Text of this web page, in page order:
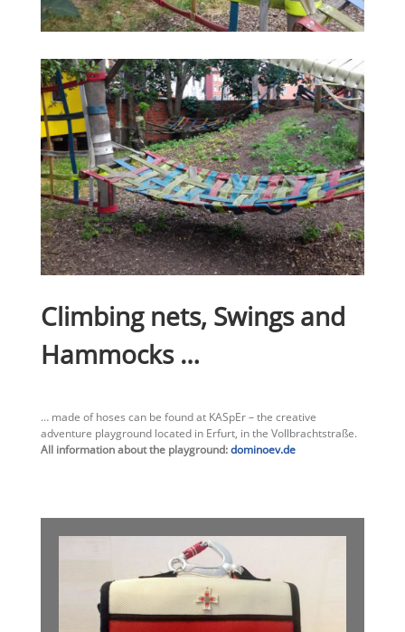
Climbing nets, Swings and
Hammocks …
… made of hoses can be found at KASpEr – the creative
adventure playground located in Erfurt, in the Vollbrachtstraße.
All information about the playground:dominoev.de